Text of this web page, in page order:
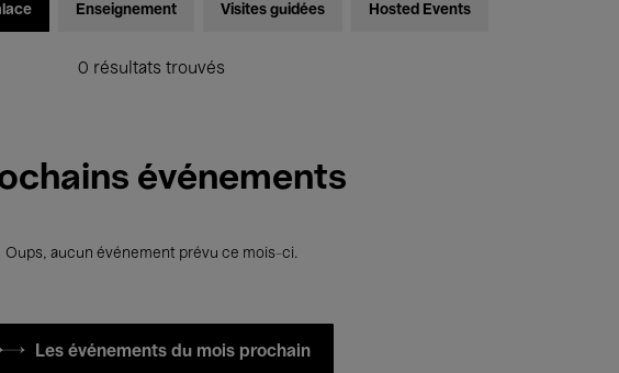
Enseignement Visites guidées Hosted Events
0 résultats trouvés
événements
Oups, aucun événement prévu ce mois-ci.
Les événements du mois prochain